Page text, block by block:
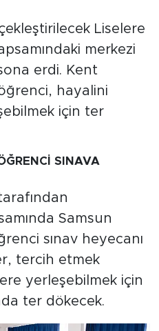
Liselere
merkezi
erdi. Kent
hayalini
için ter
SINAVA
Samsun
sınav heyecanı
tercih etmek
yerleşebilmek için
ter dökecek.